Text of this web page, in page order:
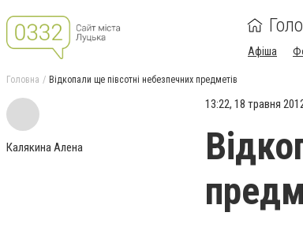
Афіша
Головна Відкопали ще півсотні небезпечних предметів
Калякина Алена
13:22, 18 травня